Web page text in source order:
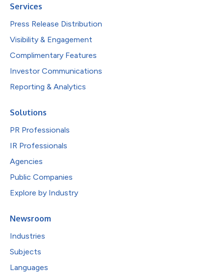
Services
Press Release Distribution
Visibility & Engagement
Complimentary Features
Investor Communications
Reporting & Analytics
Solutions
PR Professionals
IR Professionals
Agencies
Public Companies
Explore by Industry
Newsroom
Industries
Subjects
Languages